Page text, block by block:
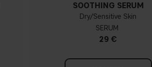
SOOTHING SERUM
Dry/Sensitive Skin
SERUM
29 €